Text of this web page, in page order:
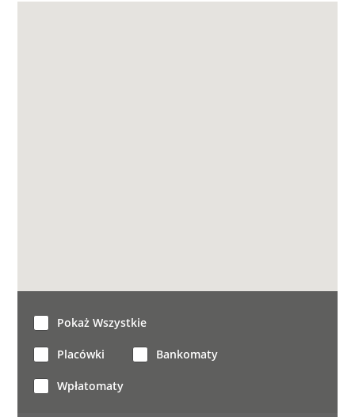
Pokaż Wszystkie
Placówki Bankomaty
Wpłatomaty